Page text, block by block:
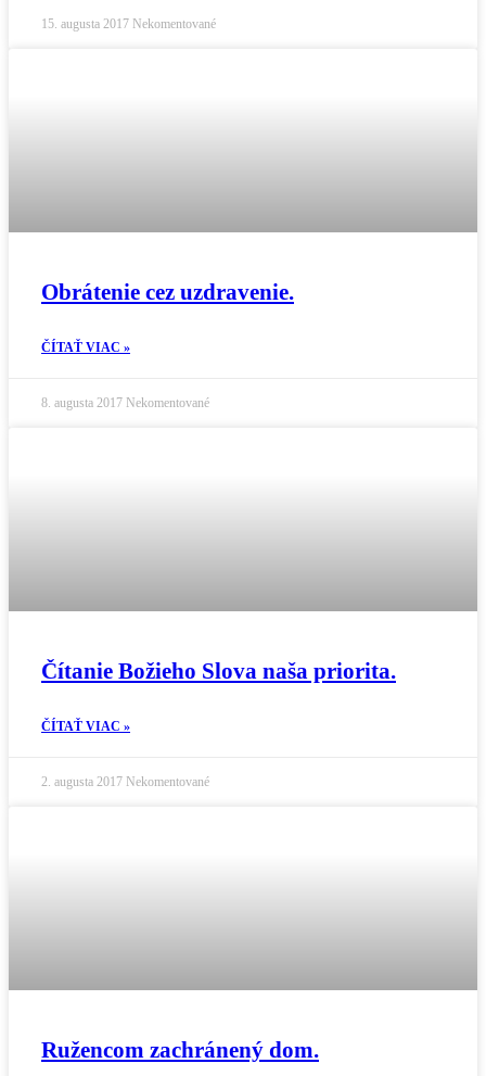
15. augusta 2017 Nekomentované
Obrátenie cez uzdravenie.
ČÍTAŤ VIAC »
8. augusta 2017 Nekomentované
Čítanie Božieho Slova naša priorita.
ČÍTAŤ VIAC »
2. augusta 2017 Nekomentované
Ružencom zachránený dom.